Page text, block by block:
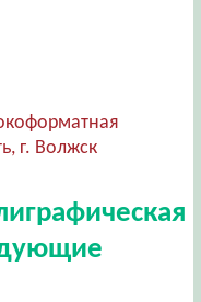
г. Волжск